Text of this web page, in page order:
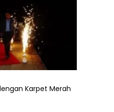
Karpet Merah